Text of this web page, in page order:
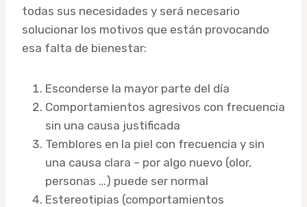
todas sus necesidades y será necesario
solucionar los motivos que están provocando
esa falta de bienestar:
Esconderse la mayor parte del día
Comportamientos agresivos con frecuencia
sin una causa justificada
Temblores en la piel con frecuencia y sin
una causa clara – por algo nuevo (olor,
personas …) puede ser normal
Estereotipias (comportamientos